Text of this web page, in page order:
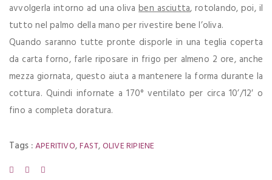
avvolgerla intorno ad una olivaben asciutta, rotolando, poi, il
tutto nel palmo della mano per rivestire bene l’oliva.
Quando saranno tutte pronte disporle in una teglia coperta
da carta forno, farle riposare in frigo per almeno 2 ore, anche
mezza giornata, questo aiuta a mantenere la forma durante la
cottura. Quindi infornate a 170° ventilato per circa 10’/12′ o
fino a completa doratura.
Tags :APERITIVO,FAST,OLIVE RIPIENE